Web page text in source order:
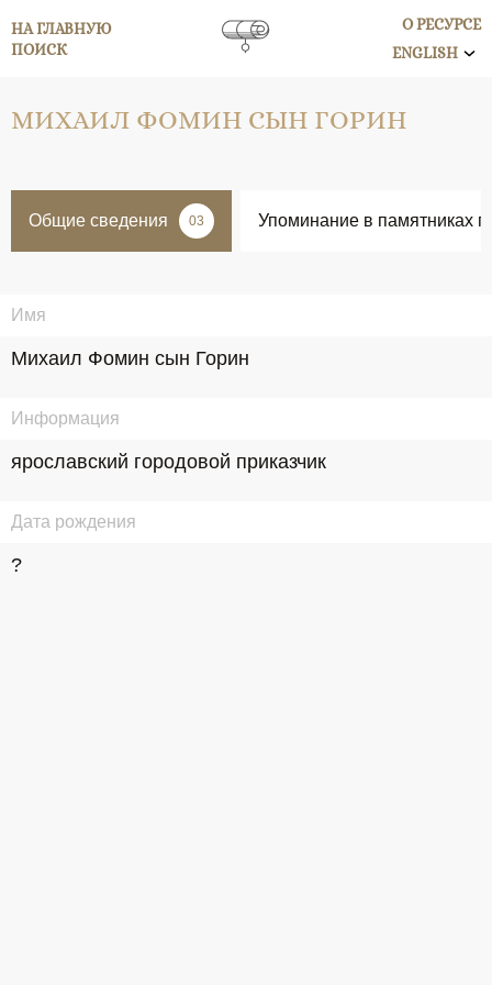
НА ГЛАВНУЮ
ПОИСК
О РЕСУРСЕ
ENGLISH
МИХАИЛ ФОМИН СЫН ГОРИН
Общие сведения 03 Упоминание в памятниках
Имя
Михаил Фомин сын Горин
Информация
ярославский городовой приказчик
Дата рождения
?